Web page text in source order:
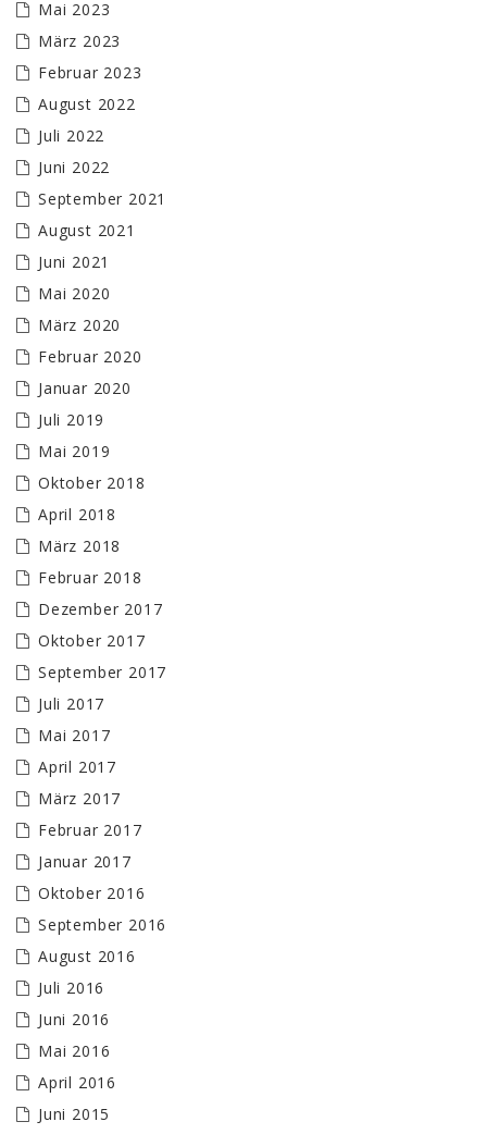
Mai 2023
März 2023
Februar 2023
August 2022
Juli 2022
Juni 2022
September 2021
August 2021
Juni 2021
Mai 2020
März 2020
Februar 2020
Januar 2020
Juli 2019
Mai 2019
Oktober 2018
April 2018
März 2018
Februar 2018
Dezember 2017
Oktober 2017
September 2017
Juli 2017
Mai 2017
April 2017
März 2017
Februar 2017
Januar 2017
Oktober 2016
September 2016
August 2016
Juli 2016
Juni 2016
Mai 2016
April 2016
Juni 2015